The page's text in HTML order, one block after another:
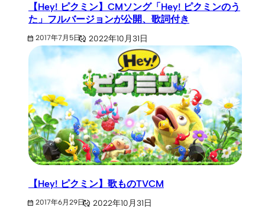
【Hey! ピクミン】CMソング「Hey! ピクミンのう
た」フルバージョンが公開、歌詞付き
2017年7月5日 2022年10月31日
【Hey! ピクミン】歌ものTVCM
2017年6月29日 2022年10月31日